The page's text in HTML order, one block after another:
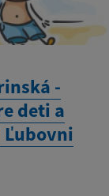
-
deti a
Ľubovni